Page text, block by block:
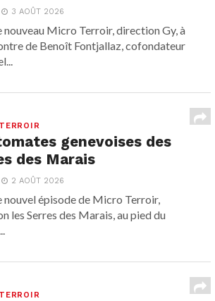
3 AOÛT 2026
nouveau Micro Terroir, direction Gy, à
de Benoît Fontjallaz, cofondateur
genevoises des
des Marais
2 AOÛT 2026
nouvel épisode de Micro Terroir,
les Serres des Marais, au pied du